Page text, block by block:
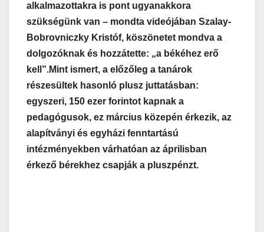
alkalmazottakra is pont ugyanakkora
szükségünk van – mondta videójában Szalay-
Bobrovniczky Kristóf, köszönetet mondva a
dolgozóknak és hozzátette: „a békéhez erő
kell”.Mint ismert, a előzőleg a tanárok
részesültek hasonló plusz juttatásban:
egyszeri, 150 ezer forintot kapnak a
pedagógusok, ez március közepén érkezik, az
alapítványi és egyházi fenntartású
intézményekben várhatóan az áprilisban
érkező bérekhez csapják a pluszpénzt.